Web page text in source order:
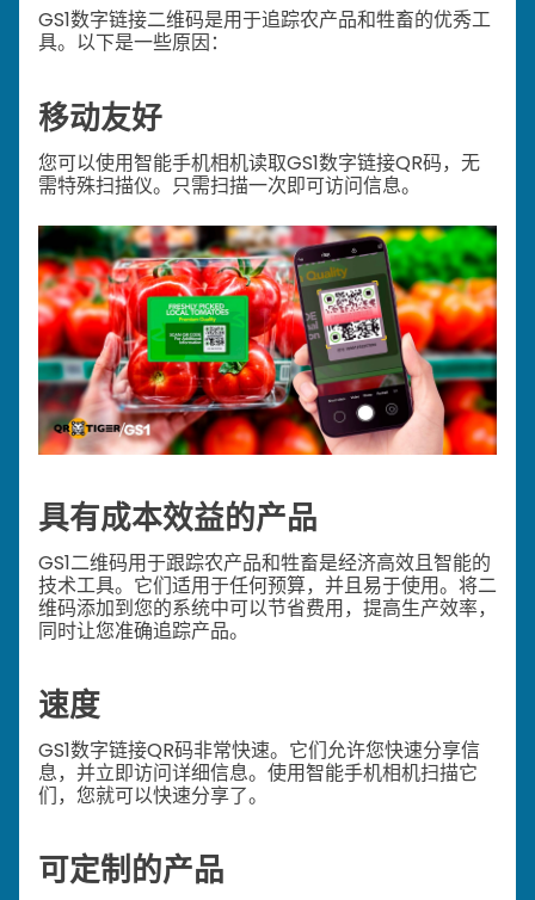
GS1数字链接二维码是用于追踪农产品和牲畜的优秀工
具。以下是一些原因：
移动友好
您可以使用智能手机相机读取GS1数字链接QR码，无
需特殊扫描仪。只需扫描一次即可访问信息。
具有成本效益的产品
GS1二维码用于跟踪农产品和牲畜是经济高效且智能的
技术工具。它们适用于任何预算，并且易于使用。将二
维码添加到您的系统中可以节省费用，提高生产效率，
同时让您准确追踪产品。
速度
GS1数字链接QR码非常快速。它们允许您快速分享信
息，并立即访问详细信息。使用智能手机相机扫描它
们，您就可以快速分享了。
可定制的产品